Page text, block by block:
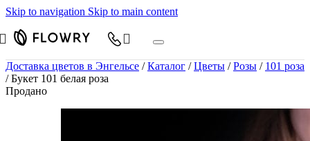
Skip to navigation Skip to main content
Доставка цветов в Энгельсе / Каталог / Цветы / Розы / 101 роза
/Букет 101 белая роза
Продано